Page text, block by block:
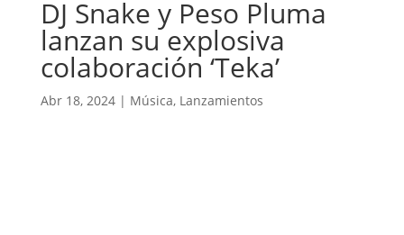
DJ Snake y Peso Pluma
lanzan su explosiva
colaboración ‘Teka’
Abr 18, 2024| Música, Lanzamientos